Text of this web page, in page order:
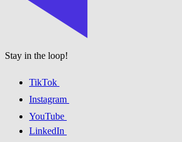
Stay in the loop!
TikTok
Instagram
YouTube
LinkedIn